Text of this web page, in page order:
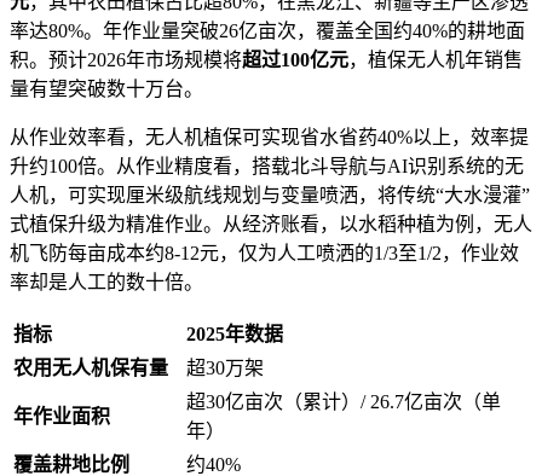
率达80%。年作业量突破26亿亩次，覆盖全国约40%的耕地面
积。预计2026年市场规模将超过100亿元，植保无人机年销售
量有望突破数十万台。
从作业效率看，无人机植保可实现省水省药40%以上，效率提
升约100倍。从作业精度看，搭载北斗导航与AI识别系统的无
人机，可实现厘米级航线规划与变量喷洒，将传统“大水漫灌”
式植保升级为精准作业。从经济账看，以水稻种植为例，无人
机飞防每亩成本约8-12元，仅为人工喷洒的1/3至1/2，作业效
率却是人工的数十倍。
指标
2025年数据
农用无人机保有量
超30万架
年作业面积
超30亿亩次（累计）/ 26.7亿亩次（单
年）
覆盖耕地比例
约40%